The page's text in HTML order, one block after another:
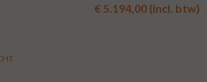
€ 5.194,00 (incl. btw)